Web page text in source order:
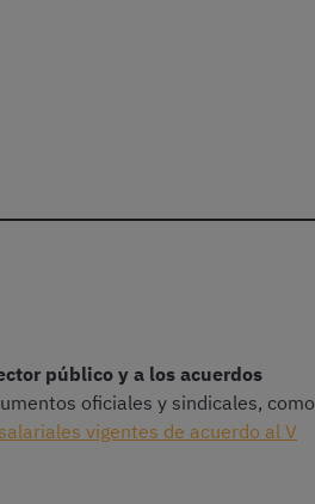
público y a los acuerdos
oficiales y sindicales, como
vigentes de acuerdo al V